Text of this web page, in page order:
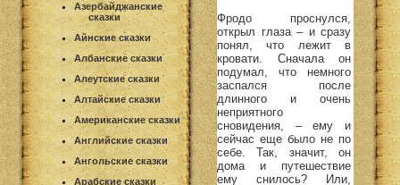
Азербайджанские
сказки
Айнские сказки
Албанские сказки
Алеутские сказки
Алтайские сказки
Американские сказки
Английские сказки
Ангольские сказки
Арабские сказки
Фродо проснулся,
открыл глаза – и сразу
понял, что лежит в
кровати. Сначала он
подумал, что немного
заспался после
длинного и очень
неприятного
сновидения, – ему и
сейчас еще было не по
себе. Так, значит, он
дома и путешествие
ему снилось? Или,